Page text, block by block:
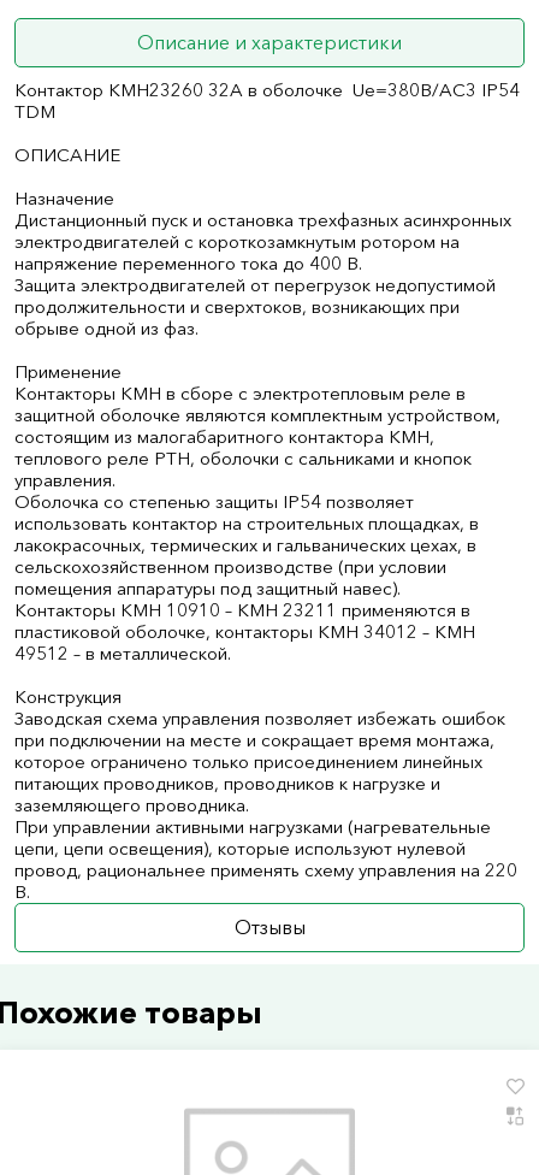
Описание и характеристики
Контактор КМН23260 32А в оболочке Ue=380В/АС3 IP54
TDM
ОПИСАНИЕ
Назначение
Дистанционный пуск и остановка трехфазных асинхронных
электродвигателей с короткозамкнутым ротором на
напряжение переменного тока до 400 В.
Защита электродвигателей от перегрузок недопустимой
продолжительности и сверхтоков, возникающих при
обрыве одной из фаз.
Применение
Контакторы КМН в сборе с электротепловым реле в
защитной оболочке являются комплектным устройством,
состоящим из малогабаритного контактора КМН,
теплового реле РТН, оболочки с сальниками и кнопок
управления.
Оболочка со степенью защиты IP54 позволяет
использовать контактор на строительных площадках, в
лакокрасочных, термических и гальванических цехах, в
сельскохозяйственном производстве (при условии
помещения аппаратуры под защитный навес).
Контакторы КМН 10910 – КМН 23211 применяются в
пластиковой оболочке, контакторы КМН 34012 – КМН
49512 – в металлической.
Конструкция
Заводская схема управления позволяет избежать ошибок
при подключении на месте и сокращает время монтажа,
которое ограничено только присоединением линейных
питающих проводников, проводников к нагрузке и
заземляющего проводника.
При управлении активными нагрузками (нагревательные
цепи, цепи освещения), которые используют нулевой
провод, рациональнее применять схему управления на 220
В.
Отзывы
товары